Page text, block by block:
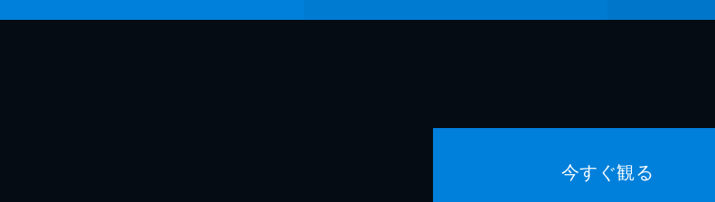
今すぐ観る